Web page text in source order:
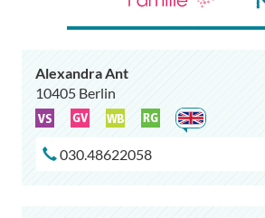
Alexandra Ant
10405 Berlin
030.48622058